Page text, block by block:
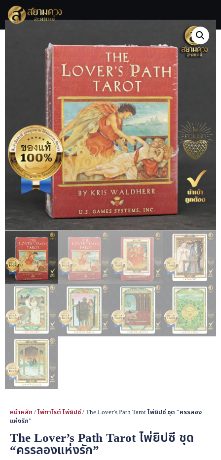
หน้าหลัก /ไพ่ทาโรต์ ไพ่ยิปซี/ The Lover’s Path Tarot ไพ่ยิปซี ชุด “ครรลอง
แห่งรัก”
The Lover’s Path Tarot ไพ่ยิปซี ชุด
“ครรลองแห่งรัก”